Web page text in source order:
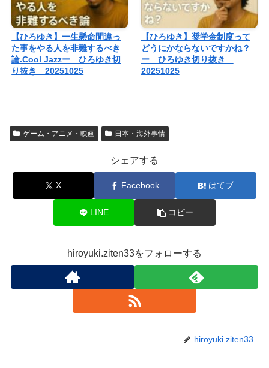
【ひろゆき】一生懸命間違っ
た事をやる人を非難するべき
論.Cool Jazzー ひろゆき切
り抜き 20251025
【ひろゆき】奨学金制度って
どうにかならないですかね？
ー ひろゆき切り抜き
20251025
ゲーム・アニメ・映画 日本・海外事情
シェアする
X Facebook はてブ
LINE コピー
hiroyuki.ziten33をフォローする
hiroyuki.ziten33